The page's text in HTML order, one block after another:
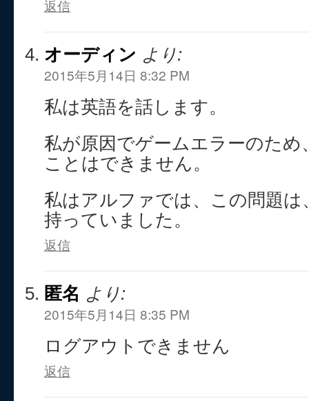
返信
オーディン より:
2015年5月14日 8:32 PM
私は英語を話します。
私が原因でゲームエラーのため
ことはできません。
私はアルファでは、この問題
持っていました。
返信
匿名 より:
2015年5月14日 8:35 PM
ログアウトできません
返信